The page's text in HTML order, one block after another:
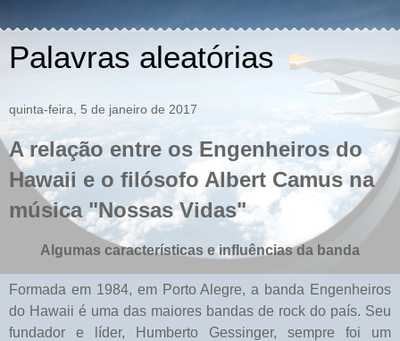
Palavras aleatórias
quinta-feira, 5 de janeiro de 2017
A relação entre os Engenheiros do
Hawaii e o filósofo Albert Camus na
música "Nossas Vidas"
Algumas características e influências da banda
Formada em 1984, em Porto Alegre, a banda Engenheiros
do Hawaii é uma das maiores bandas de rock do país. Seu
fundador e líder, Humberto Gessinger, sempre foi um